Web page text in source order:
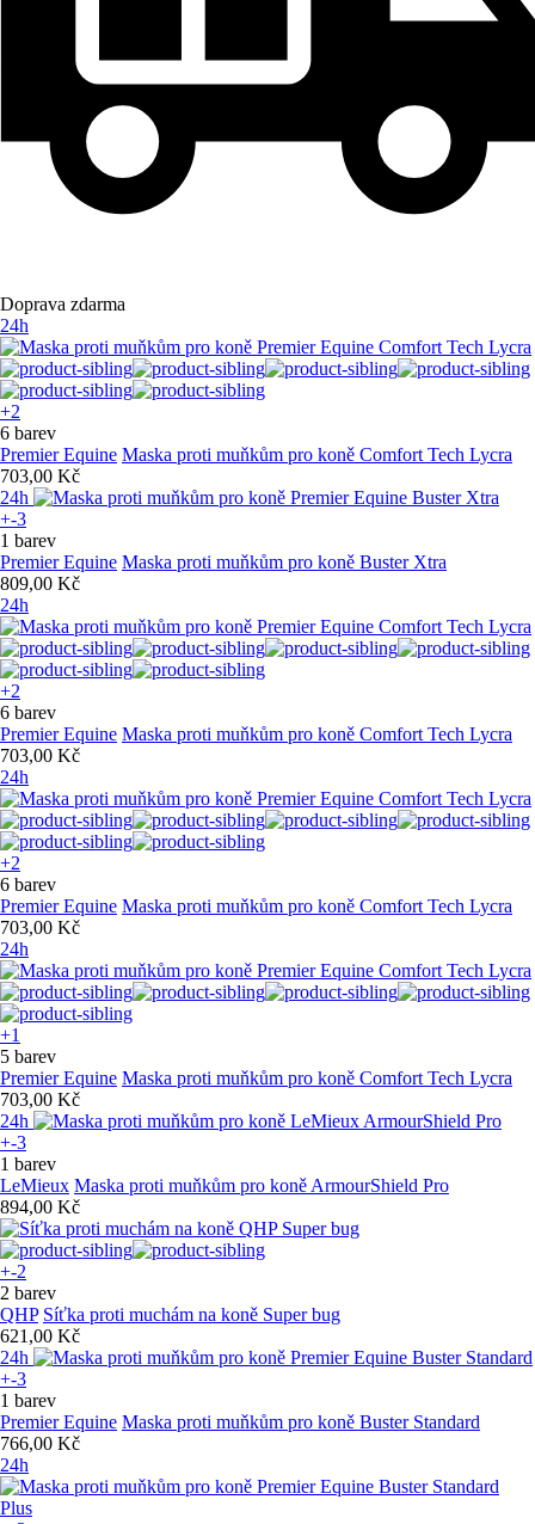
Doprava zdarma
24h
+2
6 barev
Premier Equine Maska proti muňkům pro koně Comfort Tech Lycra
703,00 Kč
24h
+-3
1 barev
Premier Equine Maska proti muňkům pro koně Buster Xtra
809,00 Kč
24h
+2
6 barev
Premier Equine Maska proti muňkům pro koně Comfort Tech Lycra
703,00 Kč
24h
+2
6 barev
Premier Equine Maska proti muňkům pro koně Comfort Tech Lycra
703,00 Kč
24h
+1
5 barev
Premier Equine Maska proti muňkům pro koně Comfort Tech Lycra
703,00 Kč
24h
+-3
1 barev
LeMieux Maska proti muňkům pro koně ArmourShield Pro
894,00 Kč
+-2
2 barev
QHP Síťka proti muchám na koně Super bug
621,00 Kč
24h
+-3
1 barev
Premier Equine Maska proti muňkům pro koně Buster Standard
766,00 Kč
24h